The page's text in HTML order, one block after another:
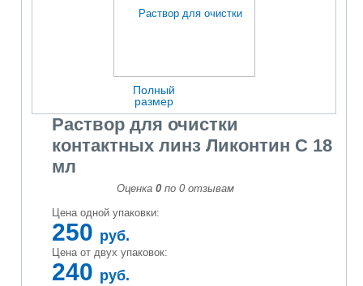
Полный
размер
Раствор для очистки
контактных линз Ликонтин С 18
мл
Оценка 0 по 0 отзывам
Цена одной упаковки:
250 руб.
Цена от двух упаковок:
240 руб.